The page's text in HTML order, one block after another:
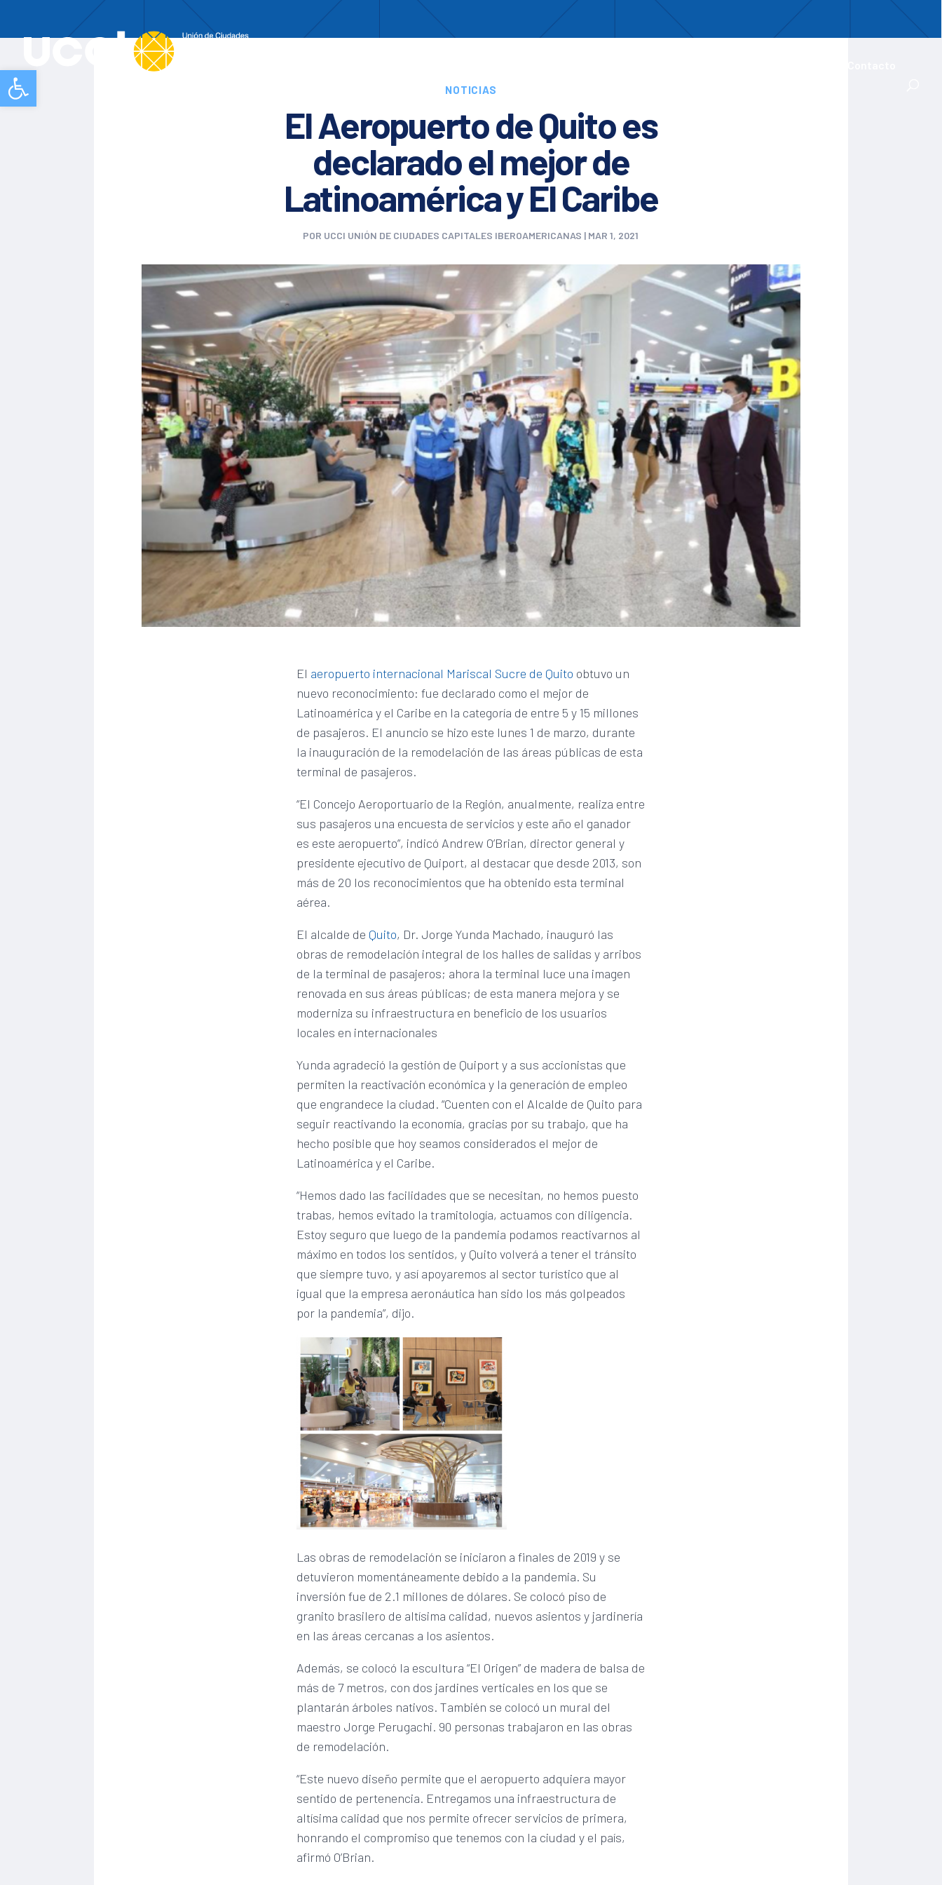
Abrir barra de herramientas NOTICIAS
El Aeropuerto de Quito es
declarado el mejor de
Latinoamérica y El Caribe
POR UCCI UNIÓN DE CIUDADES CAPITALES IBEROAMERICANAS | MAR 1, 2021
El aeropuerto internacional Mariscal Sucre de Quito obtuvo un
nuevo reconocimiento: fue declarado como el mejor de
Latinoamérica y el Caribe en la categoría de entre 5 y 15 millones
de pasajeros. El anuncio se hizo este lunes 1 de marzo, durante
la inauguración de la remodelación de las áreas públicas de esta
terminal de pasajeros.
“El Concejo Aeroportuario de la Región, anualmente, realiza entre
sus pasajeros una encuesta de servicios y este año el ganador
es este aeropuerto”, indicó Andrew O’Brian, director general y
presidente ejecutivo de Quiport, al destacar que desde 2013, son
más de 20 los reconocimientos que ha obtenido esta terminal
aérea.
El alcalde de Quito, Dr. Jorge Yunda Machado, inauguró las
obras de remodelación integral de los halles de salidas y arribos
de la terminal de pasajeros; ahora la terminal luce una imagen
renovada en sus áreas públicas; de esta manera mejora y se
moderniza su infraestructura en beneficio de los usuarios
locales en internacionales
Yunda agradeció la gestión de Quiport y a sus accionistas que
permiten la reactivación económica y la generación de empleo
que engrandece la ciudad. “Cuenten con el Alcalde de Quito para
seguir reactivando la economía, gracias por su trabajo, que ha
hecho posible que hoy seamos considerados el mejor de
Latinoamérica y el Caribe.
“Hemos dado las facilidades que se necesitan, no hemos puesto
trabas, hemos evitado la tramitología, actuamos con diligencia.
Estoy seguro que luego de la pandemia podamos reactivarnos al
máximo en todos los sentidos, y Quito volverá a tener el tránsito
que siempre tuvo, y así apoyaremos al sector turístico que al
igual que la empresa aeronáutica han sido los más golpeados
por la pandemia”, dijo.
Las obras de remodelación se iniciaron a finales de 2019 y se
detuvieron momentáneamente debido a la pandemia. Su
inversión fue de 2.1 millones de dólares. Se colocó piso de
granito brasilero de altísima calidad, nuevos asientos y jardinería
en las áreas cercanas a los asientos.
Además, se colocó la escultura “El Origen” de madera de balsa de
más de 7 metros, con dos jardines verticales en los que se
plantarán árboles nativos. También se colocó un mural del
maestro Jorge Perugachi. 90 personas trabajaron en las obras
de remodelación.
“Este nuevo diseño permite que el aeropuerto adquiera mayor
sentido de pertenencia. Entregamos una infraestructura de
altísima calidad que nos permite ofrecer servicios de primera,
honrando el compromiso que tenemos con la ciudad y el país,
afirmó O’Brian.